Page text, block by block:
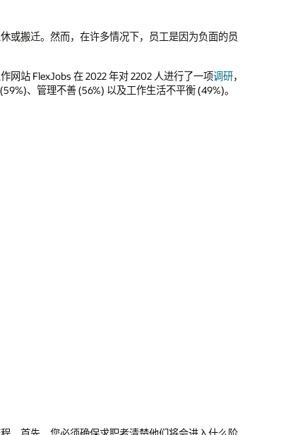
或搬迁。然而，在许多情况下，员工是因为负面的员
网站 FlexJobs 在 2022 年对 2202 人进行了一项调研，
、管理不善 (56%) 以及工作生活不平衡 (49%)。